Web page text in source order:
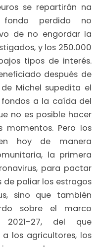
se repartirán na
fondo perdido no
de no engordar la
y los 250.000
tipos de interés.
después de
Michel supedita el
a la caída del
no es posible hacer
momentos. Pero los
hoy de manera
la primera
para pactar
de paliar los estragos
sino que también
sobre el marco
2021-27, del que
los agricultores, los